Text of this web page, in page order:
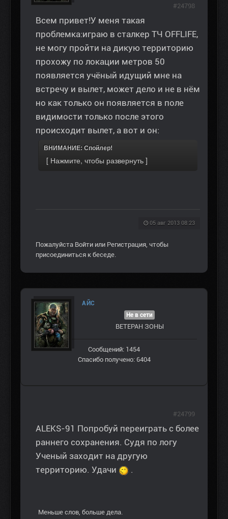
Всем привет!У меня такая
проблемка:играю в сталкер ТЧ OFFLIFE,
не могу пройти на дикую территорию
прохожу по локации метров 50
появляется учёный идущий мне на
встречу и вылет, может дело и не в нём
но как только он появляется в поле
видимости только после этого
происходит вылет, а вот и он:
ВНИМАНИЕ: Спойлер!
05 авг 2013 08:23
#24798
Пожалуйста Войти или Регистрация, чтобы
присоединиться к беседе.
AЙС
Не в сети
ВЕТЕРАН ЗOНЫ
Сообщений: 1454
Спасибо получено: 6404
ALEKS-91 Попробуй переиграть с более
раннего сохранения. Судя по логу
Ученый заходит на другую
территорию. Удачи
.
Меньше слов, больше дела.
#24799